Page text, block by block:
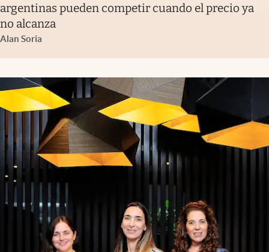
argentinas pueden competir cuando el precio ya
no alcanza
Alan Soria